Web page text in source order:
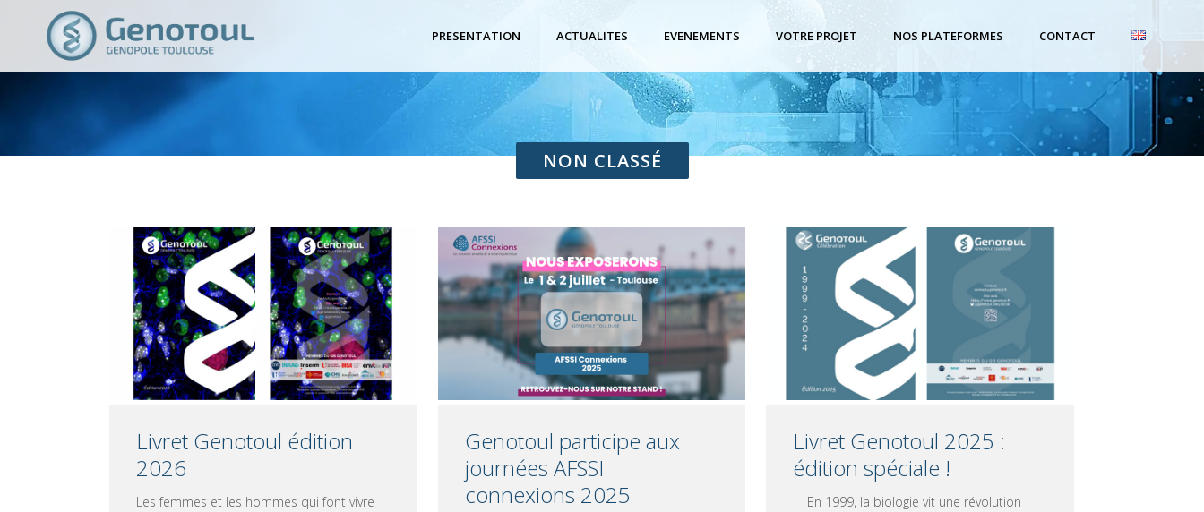
PRESENTATION ACTUALITES EVENEMENTS VOTRE PROJET NOS PLATEFORMES CONTACT
NON CLASSÉ
Livret Genotoul édition
2026
Les femmes et les hommes qui font vivre
Genotoul participe aux
journées AFSSI
connexions 2025
Livret Genotoul 2025 :
édition spéciale !
En 1999, la biologie vit une révolution